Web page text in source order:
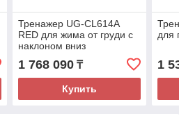
Тренажер UG-CL614A
RED для жима от груди с
наклоном вниз
1 768 090₸
Купить
для
1